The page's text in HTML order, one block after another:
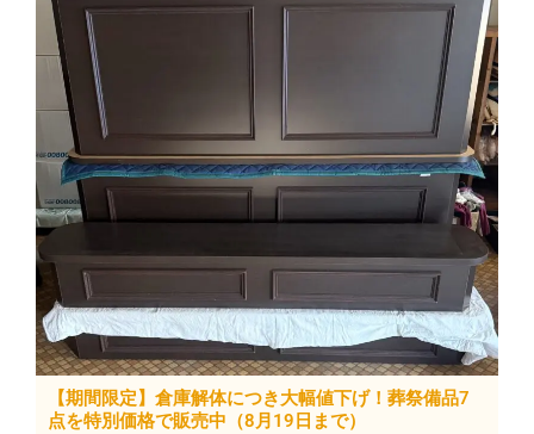
【期間限定】倉庫解体につき大幅値下げ！葬祭備品7
点を特別価格で販売中（8月19日まで）